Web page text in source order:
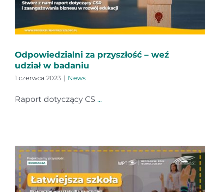
Odpowiedzialni za przyszłość – weź
udział w badaniu
1 czerwca 2023 | News
Raport dotyczący CS ...